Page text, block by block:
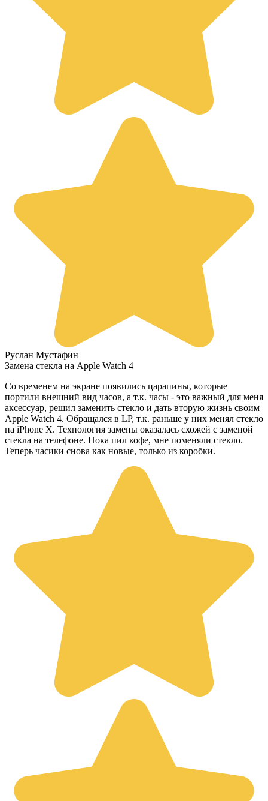
Руслан Мустафин
Замена стекла на Apple Watch 4
Со временем на экране появились царапины, которые
портили внешний вид часов, а т.к. часы - это важный для меня
аксессуар, решил заменить стекло и дать вторую жизнь своим
Apple Watch 4. Обращался в LP, т.к. раньше у них менял стекло
на iPhone X. Технология замены оказалась схожей с заменой
стекла на телефоне. Пока пил кофе, мне поменяли стекло.
Теперь часики снова как новые, только из коробки.